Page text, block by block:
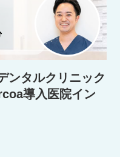
ンタルクリニック
導入医院イン